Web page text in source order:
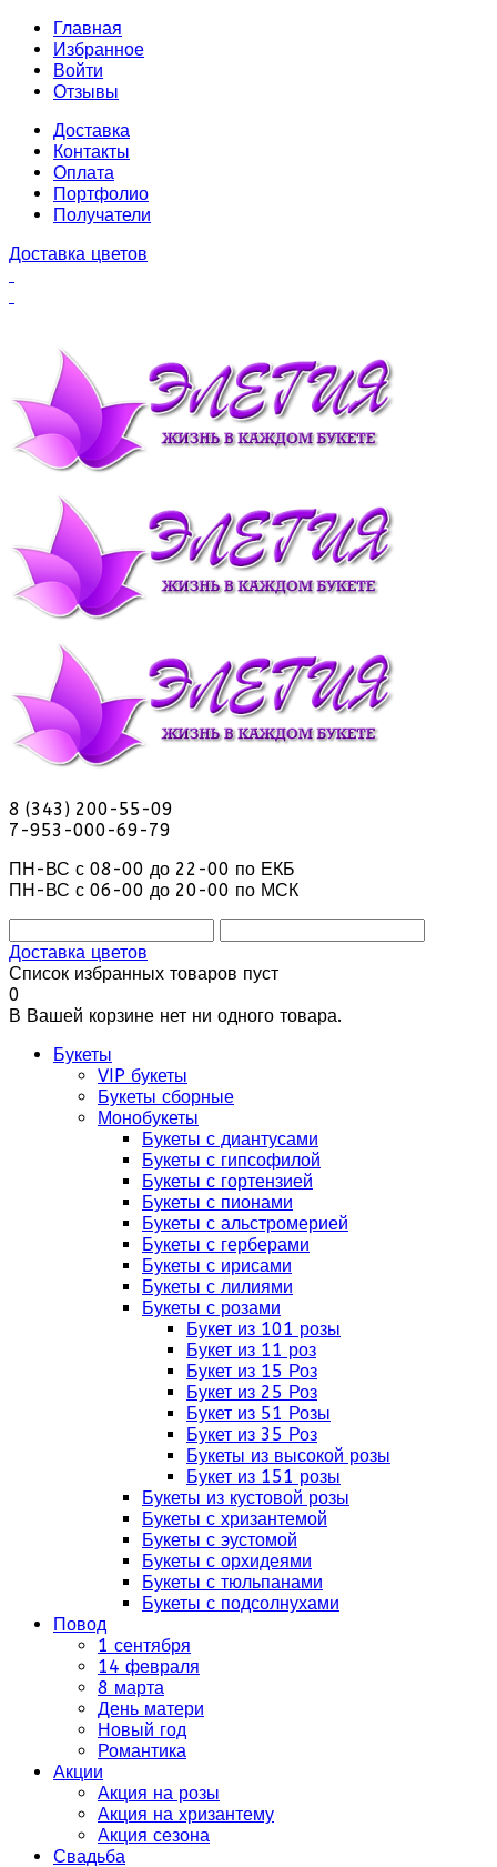
Главная
Избранное
Войти
Отзывы
Доставка
Контакты
Оплата
Портфолио
Получатели
Доставка цветов
8 (343) 200-55-09
7-953-000-69-79
ПН-ВС с 08-00 до 22-00 по ЕКБ
ПН-ВС с 06-00 до 20-00 по МСК
Доставка цветов
Список избранных товаров пуст
0
В Вашей корзине нет ни одного товара.
Букеты
VIP букеты
Букеты сборные
Монобукеты
Букеты с диантусами
Букеты с гипсофилой
Букеты с гортензией
Букеты с пионами
Букеты с альстромерией
Букеты с герберами
Букеты с ирисами
Букеты с лилиями
Букеты с розами
Букет из 101 розы
Букет из 11 роз
Букет из 15 Роз
Букет из 25 Роз
Букет из 51 Розы
Букет из 35 Роз
Букеты из высокой розы
Букет из 151 розы
Букеты из кустовой розы
Букеты с хризантемой
Букеты с эустомой
Букеты с орхидеями
Букеты с тюльпанами
Букеты с подсолнухами
Повод
1 сентября
14 февраля
8 марта
День матери
Новый год
Романтика
Акции
Акция на розы
Акция на хризантему
Акция сезона
Свадьба